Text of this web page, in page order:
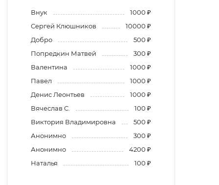
Внук
1000 ₽
Сергей Клюшников
10000 ₽
Добро
500 ₽
Попредкин Матвей
300 ₽
Валентина
1000 ₽
Павел
1000 ₽
Денис Леонтьев
1000 ₽
Вячеслав С.
100 ₽
Виктория Владимировна
500 ₽
Анонимно
300 ₽
Анонимно
4200 ₽
Наталья
100 ₽